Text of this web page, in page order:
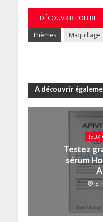
DÉCOUVRIR L’OFFRE
Thèmes Maquillage
A découvrir
JEUX
Testez
sérum
5